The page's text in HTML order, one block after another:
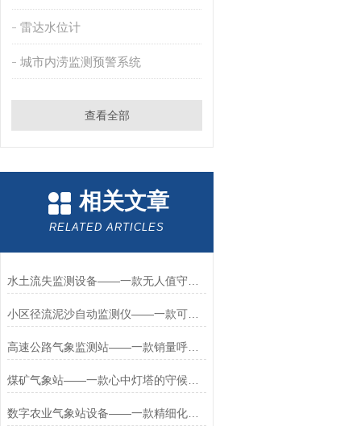
雷达水位计
城市内涝监测预警系统
查看全部
相关文章
RELATED ARTICLES
小区径流泥沙自动监测仪——一款可靠保障的泥沙含量在线监测仪器2026+派+送
高速公路气象监测站——一款销量呼呼涨的交通自动气象站2023加紧生产中
数字农业气象站设备——一款精细化管理需求农业气象站系统2026+派+送